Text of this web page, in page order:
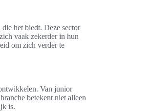
het biedt. Deze sector
vaak zekerder in hun
om zich verder te
Van junior
betekent niet alleen
is.